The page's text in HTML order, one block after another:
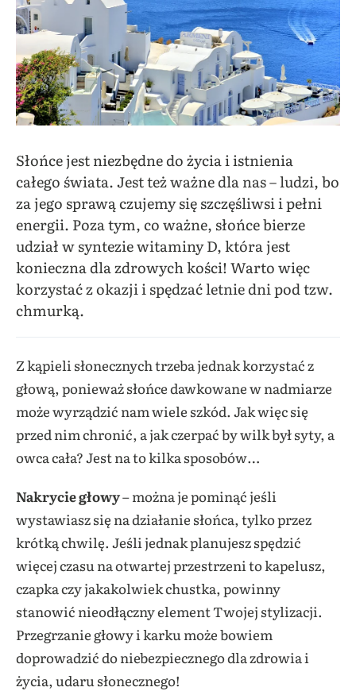
Słońce jest niezbędne do życia i istnienia
całego świata. Jest też ważne dla nas – ludzi, bo
za jego sprawą czujemy się szczęśliwsi i pełni
energii. Poza tym, co ważne, słońce bierze
udział w syntezie witaminy D, która jest
konieczna dla zdrowych kości! Warto więc
korzystać z okazji i spędzać letnie dni pod tzw.
chmurką.
Z kąpieli słonecznych trzeba jednak korzystać z
głową, ponieważ słońce dawkowane w nadmiarze
może wyrządzić nam wiele szkód. Jak więc się
przed nim chronić, a jak czerpać by wilk był syty, a
owca cała? Jest na to kilka sposobów…
Nakrycie głowy– można je pominąć jeśli
wystawiasz się na działanie słońca, tylko przez
krótką chwilę. Jeśli jednak planujesz spędzić
więcej czasu na otwartej przestrzeni to kapelusz,
czapka czy jakakolwiek chustka, powinny
stanowić nieodłączny element Twojej stylizacji.
Przegrzanie głowy i karku może bowiem
doprowadzić do niebezpiecznego dla zdrowia i
życia, udaru słonecznego!